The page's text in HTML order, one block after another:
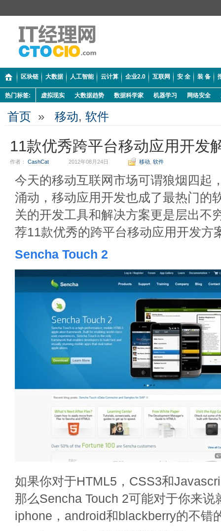
区块链 大数据 人工智能 云计算 企业2.0 互联网 安 全 装 备
热门标签: 虚拟现实 大数据趋势 数据科学家 机器学习 网络安全
首页 » 移动, 软件
11款优秀跨平台移动应用开发
作者： CashCat 2012年08月24日 移动 软件
今天的移动互联网市场可谓狼烟四起
涌动，移动应用开发也成了最热门的
关的开发工具和解决方案更是层出不
荐11款优秀的跨平台移动应用开发方
Sencha Touch 2
如果你对于HTML5，CSS3和
那么Sencha Touch 2可能对于你来说
iphone，android和blackberry的不错